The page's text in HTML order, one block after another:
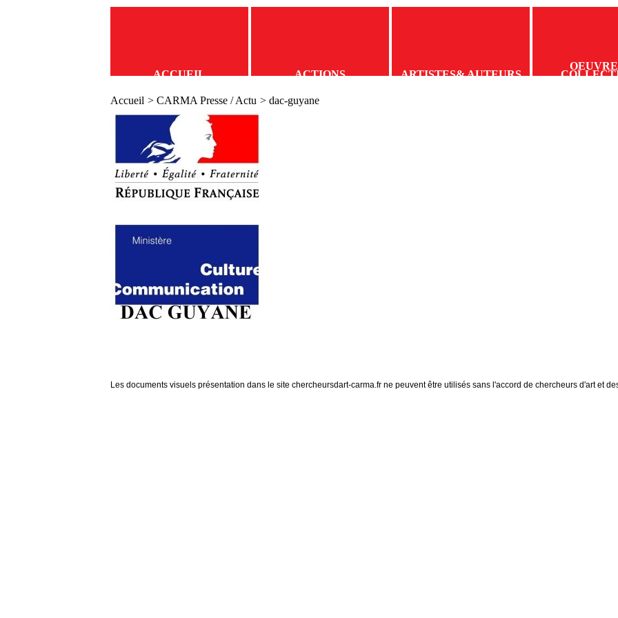
ACCUEIL ACTIONS ARTISTES& AUTEURS
Accueil > CARMA Presse / Actu > dac-guyane
Les documents visuels présentation dans le site chercheursdart-carma.fr ne peuvent être utilisés sans l'accord de chercheurs d'art et